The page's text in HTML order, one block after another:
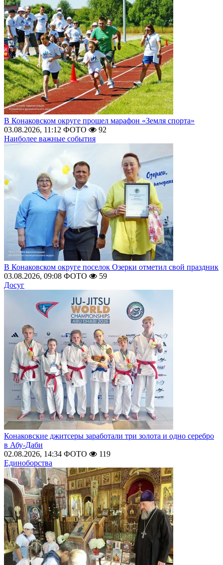
В Конаковском округе прошел марафон «Земля спорта»
03.08.2026, 11:12 ФОТО
92
Наиболее важные события
В Конаковском округе поселок Озерки отметил свой праздник
03.08.2026, 09:08 ФОТО
59
Досуг
Конаковские джитсеры заработали три золота и одно серебро
в Абу-Даби
02.08.2026, 14:34 ФОТО
119
Единоборства